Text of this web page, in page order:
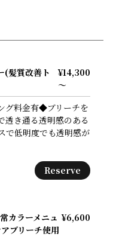
(髪質改善ト
¥14,300
～
グ料金有◆ブリーチを
透き通る透明感のある
で低明度でも透明感が
Reserve
カラーメニュ
ブリーチ使用
¥6,600